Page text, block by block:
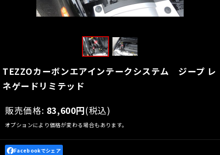
TEZZOカーボンエアインテークシステム ジープ レ
ネゲードリミテッド
販売価格: 83,600円(税込)
オプションにより価格が変わる場合もあります。
Facebookでシェア